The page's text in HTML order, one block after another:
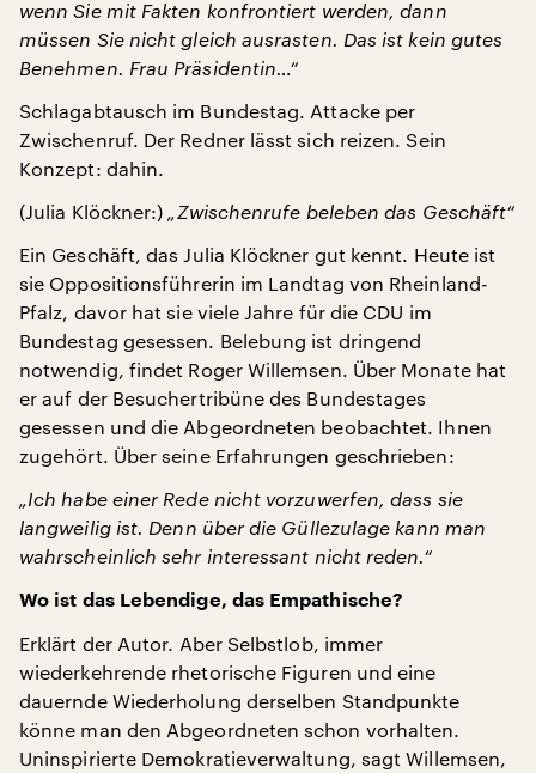
wenn Sie mit Fakten konfrontiert werden, dann
müssen Sie nicht gleich ausrasten. Das ist kein gutes
Benehmen. Frau Präsidentin…“
Schlagabtausch im Bundestag. Attacke per
Zwischenruf. Der Redner lässt sich reizen. Sein
Konzept: dahin.
(Julia Klöckner:) „Zwischenrufe beleben das Geschäft“
Ein Geschäft, das Julia Klöckner gut kennt. Heute ist
sie Oppositionsführerin im Landtag von Rheinland-
Pfalz, davor hat sie viele Jahre für die CDU im
Bundestag gesessen. Belebung ist dringend
notwendig, findet Roger Willemsen. Über Monate hat
er auf der Besuchertribüne des Bundestages
gesessen und die Abgeordneten beobachtet. Ihnen
zugehört. Über seine Erfahrungen geschrieben:
„Ich habe einer Rede nicht vorzuwerfen, dass sie
langweilig ist. Denn über die Güllezulage kann man
wahrscheinlich sehr interessant nicht reden.“
Wo ist das Lebendige, das Empathische?
Erklärt der Autor. Aber Selbstlob, immer
wiederkehrende rhetorische Figuren und eine
dauernde Wiederholung derselben Standpunkte
könne man den Abgeordneten schon vorhalten.
Uninspirierte Demokratieverwaltung, sagt Willemsen,